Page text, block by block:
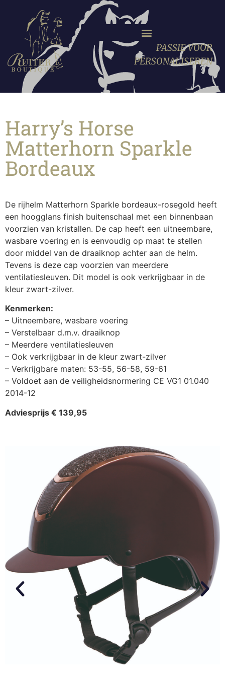
PASSIE VOOR
PERSONALISEREN
Harry’s Horse
Matterhorn Sparkle
Bordeaux
De rijhelm Matterhorn Sparkle bordeaux-rosegold heeft
een hoogglans finish buitenschaal met een binnenbaan
voorzien van kristallen. De cap heeft een uitneembare,
wasbare voering en is eenvoudig op maat te stellen
door middel van de draaiknop achter aan de helm.
Tevens is deze cap voorzien van meerdere
ventilatiesleuven. Dit model is ook verkrijgbaar in de
kleur zwart-zilver.
Kenmerken:
– Uitneembare, wasbare voering
– Verstelbaar d.m.v. draaiknop
– Meerdere ventilatiesleuven
– Ook verkrijgbaar in de kleur zwart-zilver
– Verkrijgbare maten: 53-55, 56-58, 59-61
– Voldoet aan de veiligheidsnormering CE VG1 01.040
2014-12
Adviesprijs € 139,95